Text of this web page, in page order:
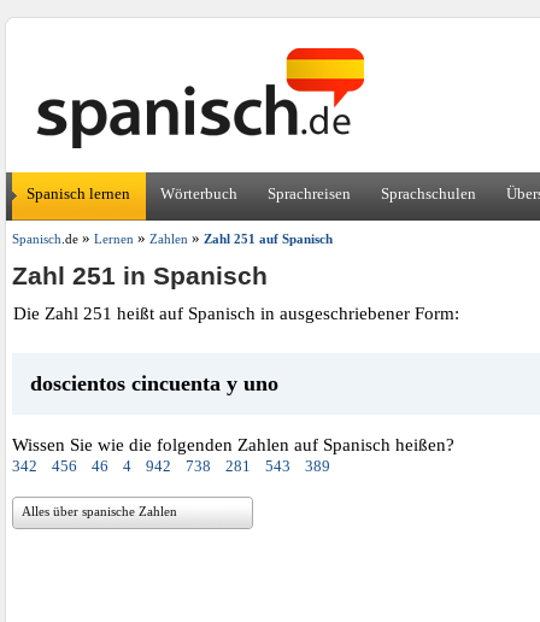
Spanisch lernen Wörterbuch Sprachreisen Sprachschulen
Spanisch .de» Lernen» Zahlen» Zahl 251 auf Spanisch
Zahl 251 in Spanisch
Die Zahl 251 heißt auf Spanisch in ausgeschriebener Form:
doscientos cincuenta y uno
Wissen Sie wie die folgenden Zahlen auf Spanisch heißen?
342 456 46 4 942 738 281 543 389
Alles über spanische Zahlen